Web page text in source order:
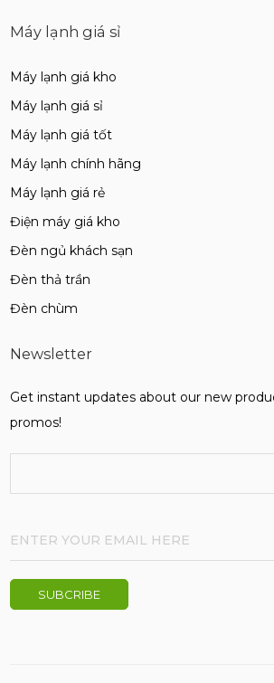
Máy lạnh giá sỉ
Máy lạnh giá kho
Máy lạnh giá sỉ
Máy lạnh giá tốt
Máy lạnh chính hãng
Máy lạnh giá rẻ
Điện máy giá kho
Đèn ngủ khách sạn
Đèn thả trần
Đèn chùm
Newsletter
Get instant updates about our new
promos!